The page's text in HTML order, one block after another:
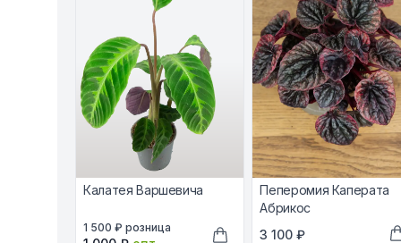
Калатея Варшевича
В наличии, цена в рублях
1 500 ₽ розница
Пеперомия Каперата
Абрикос
В наличии, цена в
3 100 ₽